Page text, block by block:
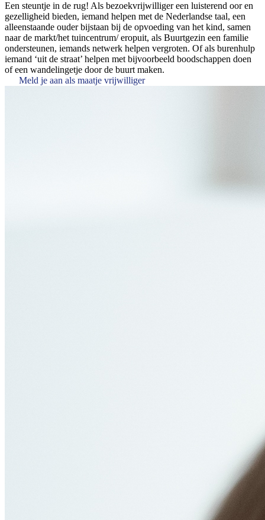
Een steuntje in de rug! Als bezoekvrijwilliger een luisterend oor en
gezelligheid bieden, iemand helpen met de Nederlandse taal, een
alleenstaande ouder bijstaan bij de opvoeding van het kind, samen
naar de markt/het tuincentrum/ eropuit, als Buurtgezin een familie
ondersteunen, iemands netwerk helpen vergroten. Of als burenhulp
iemand ‘uit de straat’ helpen met bijvoorbeeld boodschappen doen
of een wandelingetje door de buurt maken.
Meld je aan als maatje vrijwilliger